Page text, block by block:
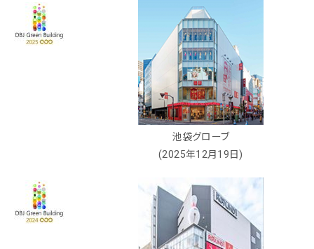
池袋グローブ
(2025年12月19日)